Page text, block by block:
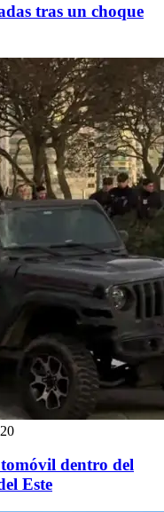
tras un choque
dentro del
Este